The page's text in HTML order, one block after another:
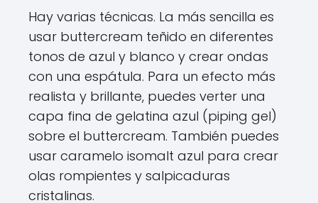
Hay varias técnicas. La más sencilla es
usar buttercream teñido en diferentes
tonos de azul y blanco y crear ondas
con una espátula. Para un efecto más
realista y brillante, puedes verter una
capa fina de gelatina azul (piping gel)
sobre el buttercream. También puedes
usar caramelo isomalt azul para crear
olas rompientes y salpicaduras
cristalinas.